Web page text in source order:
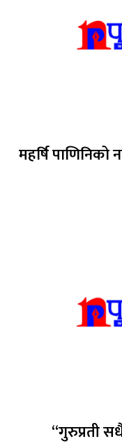
महर्षि पाणिनिको
“गुरुप्रती